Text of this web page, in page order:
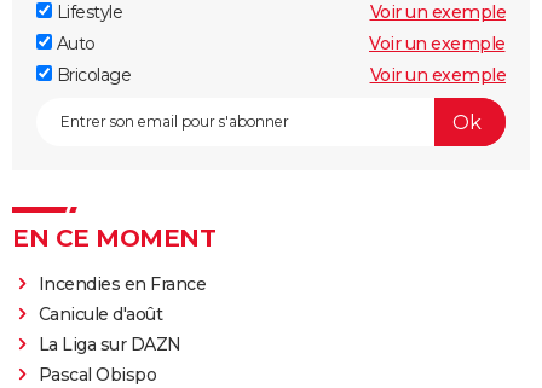
Lifestyle
Voir un exemple
Auto
Voir un exemple
Bricolage
Voir un exemple
EN CE MOMENT
Incendies en France
Canicule d'août
La Liga sur DAZN
Pascal Obispo